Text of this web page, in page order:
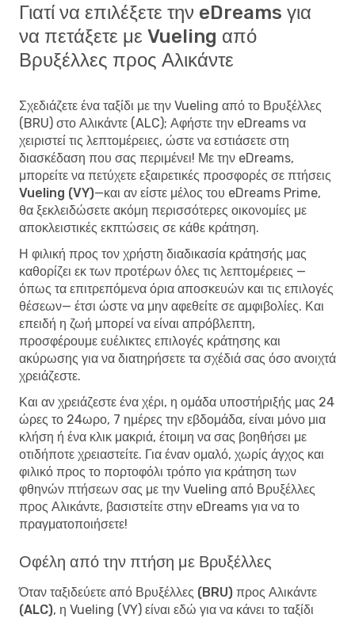
Γιατί να επιλέξετε την eDreams για
να πετάξετε με Vueling από
Βρυξέλλες προς Αλικάντε
Σχεδιάζετε ένα ταξίδι με την Vueling από το Βρυξέλλες
(BRU) στο Αλικάντε (ALC); Αφήστε την eDreams να
χειριστεί τις λεπτομέρειες, ώστε να εστιάσετε στη
διασκέδαση που σας περιμένει! Με την eDreams,
μπορείτε να πετύχετε εξαιρετικές προσφορές σε πτήσεις
Vueling (VY)—και αν είστε μέλος του eDreams Prime,
θα ξεκλειδώσετε ακόμη περισσότερες οικονομίες με
αποκλειστικές εκπτώσεις σε κάθε κράτηση.
Η φιλική προς τον χρήστη διαδικασία κράτησής μας
καθορίζει εκ των προτέρων όλες τις λεπτομέρειες —
όπως τα επιτρεπόμενα όρια αποσκευών και τις επιλογές
θέσεων— έτσι ώστε να μην αφεθείτε σε αμφιβολίες. Και
επειδή η ζωή μπορεί να είναι απρόβλεπτη,
προσφέρουμε ευέλικτες επιλογές κράτησης και
ακύρωσης για να διατηρήσετε τα σχέδιά σας όσο ανοιχτά
χρειάζεστε.
Και αν χρειάζεστε ένα χέρι, η ομάδα υποστήριξής μας 24
ώρες το 24ωρο, 7 ημέρες την εβδομάδα, είναι μόνο μια
κλήση ή ένα κλικ μακριά, έτοιμη να σας βοηθήσει με
οτιδήποτε χρειαστείτε. Για έναν ομαλό, χωρίς άγχος και
φιλικό προς το πορτοφόλι τρόπο για κράτηση των
φθηνών πτήσεων σας με την Vueling από Βρυξέλλες
προς Αλικάντε, βασιστείτε στην eDreams για να το
πραγματοποιήσετε!
Οφέλη από την πτήση με Βρυξέλλες
Όταν ταξιδεύετε από Βρυξέλλες (BRU) προς Αλικάντε
(ALC), η Vueling (VY) είναι εδώ για να κάνει το ταξίδι